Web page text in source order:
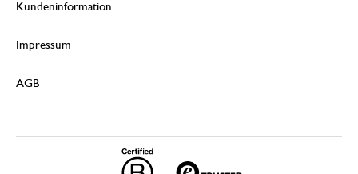
Kundeninformation
Impressum
AGB